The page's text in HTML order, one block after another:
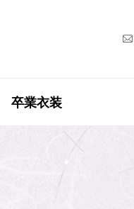
卒業衣装